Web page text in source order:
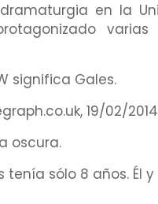
en la
varias
significa Gales.
19/02/
oscura.
sólo 8 años. Él